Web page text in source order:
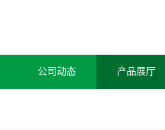
公司动态 产品展厅